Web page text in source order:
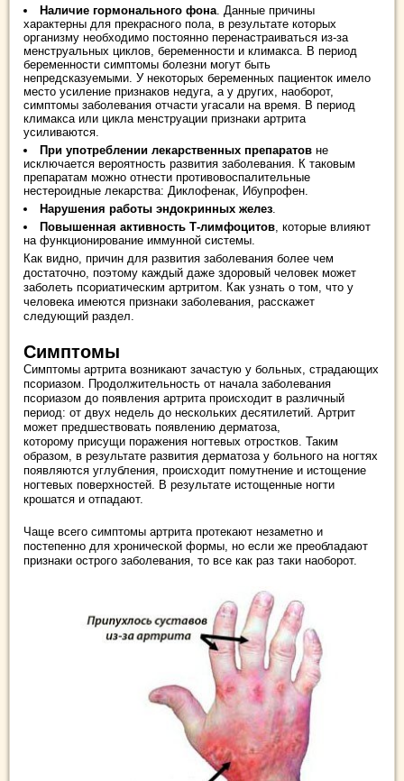
Наличие гормонального фона . Данные причины
характерны для прекрасного пола, в результате которых
организму необходимо постоянно перенастраиваться из-за
менструальных циклов, беременности и климакса. В период
беременности симптомы болезни могут быть
непредсказуемыми. У некоторых беременных пациенток имело
место усиление признаков недуга, а у других, наоборот,
симптомы заболевания отчасти угасали на время. В период
климакса или цикла менструации признаки артрита
усиливаются.
При употреблении лекарственных препаратов не
исключается вероятность развития заболевания. К таковым
препаратам можно отнести противовоспалительные
нестероидные лекарства: Диклофенак, Ибупрофен.
Нарушения работы эндокринных желез
Повышенная активность Т-лимфоцитов , которые влияют
на функционирование иммунной системы.
Как видно, причин для развития заболевания более чем
достаточно, поэтому каждый даже здоровый человек может
заболеть псориатическим артритом. Как узнать о том, что у
человека имеются признаки заболевания, расскажет
следующий раздел.
Симптомы
Симптомы артрита возникают зачастую у больных, страдающих
псориазом. Продолжительность от начала заболевания
псориазом до появления артрита происходит в различный
период: от двух недель до нескольких десятилетий. Артрит
может предшествовать появлению дерматоза,
которому присущи поражения ногтевых отростков. Таким
образом, в результате развития дерматоза у больного на ногтях
появляются углубления, происходит помутнение и истощение
ногтевых поверхностей. В результате истощенные ногти
крошатся и отпадают.
Чаще всего симптомы артрита протекают незаметно и
постепенно для хронической формы, но если же преобладают
признаки острого заболевания, то все как раз таки наоборот.